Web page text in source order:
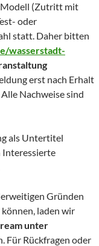
Modell (Zutritt mit
oder
statt. Daher bitten
wasserstadt-
erst nach Erhalt
Nachweise sind
als Untertitel
Interessierte
Gründen
laden wir
unter
Für Rückfragen oder